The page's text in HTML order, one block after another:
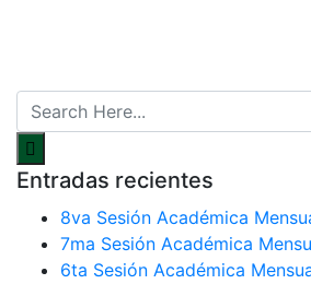
Entradas recientes
8va Sesión Académica
7ma Sesión Académica
6ta Sesión Académica